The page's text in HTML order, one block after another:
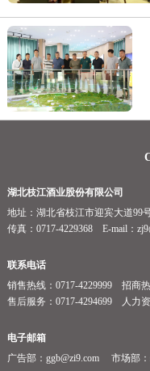
湖北枝江酒业股份有限公司
地址：湖北省枝江市迎宾大道99
传真：0717-4229368 E-mail：
联系电话
销售热线：0717-4229999 招商热
售后服务：0717-4294699 人力
电子邮箱
广告部：ggb@zi9.com 市场部：